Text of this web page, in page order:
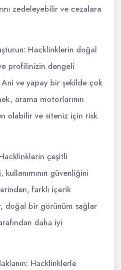
zedeleyebilir ve cezalara
Hacklinklerin doğal
profilinizin dengeli
ve yapay bir şekilde çok
arama motorlarının
olabilir ve siteniz için risk
çeşitli
güvenliğini
farklı içerik
doğal bir görünüm sağlar
daha iyi
Hacklinklerle